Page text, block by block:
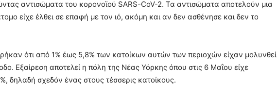
αντισώματα του κορονοϊού SARS-CoV-2. Τα αντισώματα αποτελούν μια
είχε έλθει σε επαφή με τον ιό, ακόμη και αν δεν ασθένησε και δεν το
ότι από 1% έως 5,8% των κατοίκων αυτών των περιοχών είχαν μολυνθεί
Εξαίρεση αποτελεί η πόλη της Νέας Υόρκης όπου στις 6 Μαΐου είχε
δηλαδή σχεδόν ένας στους τέσσερις κατοίκους.